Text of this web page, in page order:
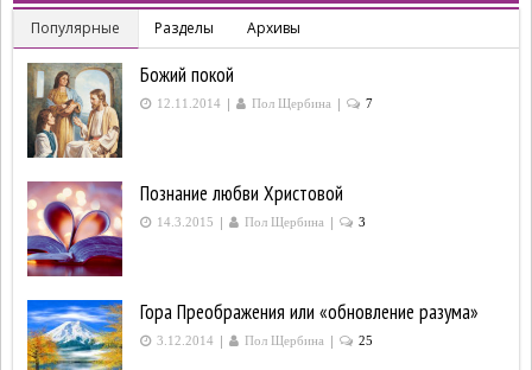
Популярные Разделы Архивы
Божий покой
12.11.2014 | Пол Щербина | 7
Познание любви Христовой
14.3.2015 | Пол Щербина | 3
Гора Преображения или «обновление разума»
3.12.2014 | Пол Щербина | 25